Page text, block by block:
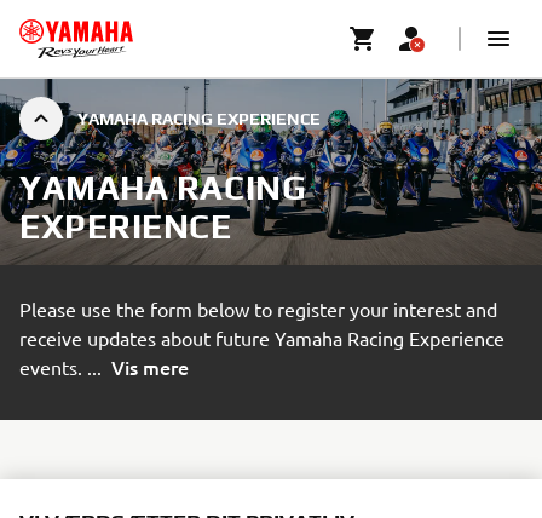
YAMAHA RACING EXPERIENCE
YAMAHA RACING
EXPERIENCE
Please use the form below to register your interest and
receive updates about future Yamaha Racing Experience
events. ... Vis mere